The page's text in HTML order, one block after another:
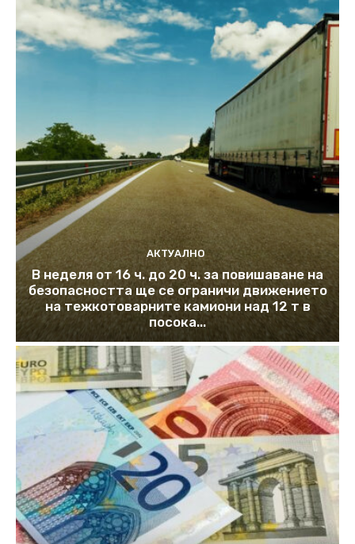
АКТУАЛНО
В неделя от 16 ч. до 20 ч. за повишаване на
безопасността ще се ограничи движението
на тежкотоварните камиони над 12 т в
посока...